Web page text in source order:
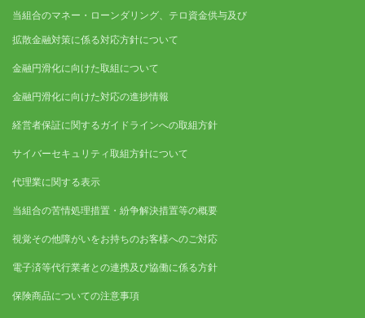
当組合のマネー・ローンダリング、テロ資金供与及び
拡散金融対策に係る対応方針について
金融円滑化に向けた取組について
金融円滑化に向けた対応の進捗情報
経営者保証に関するガイドラインへの取組方針
サイバーセキュリティ取組方針について
代理業に関する表示
当組合の苦情処理措置・紛争解決措置等の概要
視覚その他障がいをお持ちのお客様へのご対応
電子済等代行業者との連携及び協働に係る方針
保険商品についての注意事項